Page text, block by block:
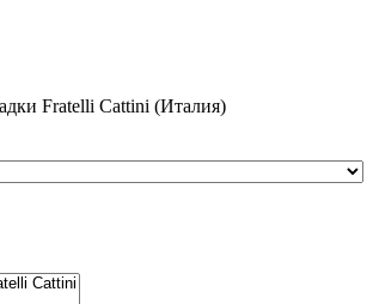
Fratelli Cattini (Италия)